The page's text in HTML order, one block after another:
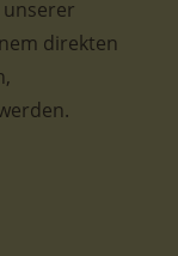
unserer
direkten